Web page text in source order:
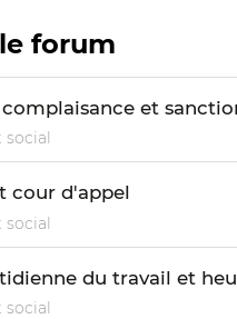
forum
et
social
cour d'appel
social
du travail et
social